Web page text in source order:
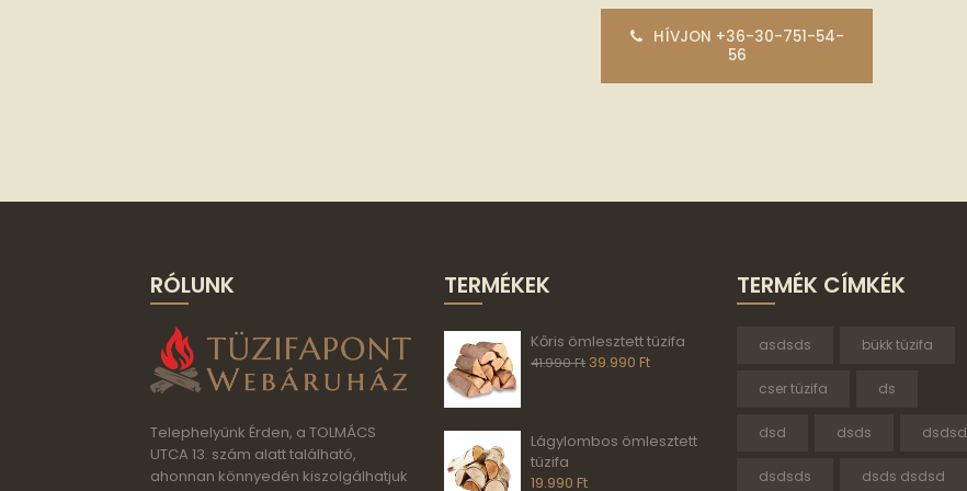
HÍVJON +36-30-751-54-
56
RÓLUNK
Telephelyünk Érden, a TOLMÁCS
UTCA 13. szám alatt található,
ahonnan könnyedén kiszolgálhatjuk
TERMÉKEK
Kőris ömlesztett tüzifa
41.990Ft 39.990 Ft
Lágylombos ömlesztett
tüzifa
19.990 Ft
TERMÉK CÍMKÉK
asdsds bükk tüzifa
cser tüzifa ds
dsd dsds dsdsd
dsdsds dsds dsdsd